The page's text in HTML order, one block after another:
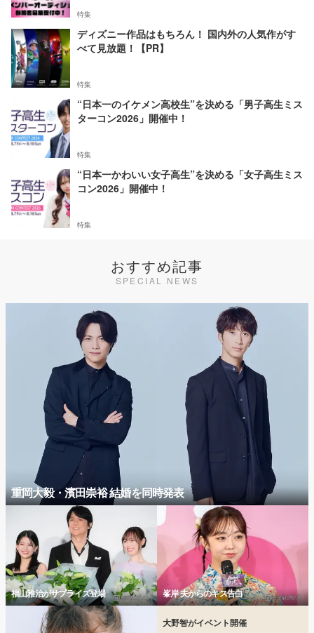
特集
ディズニー作品はもちろん！ 国内外の人気作がす
べて見放題！【PR】
特集
“日本一のイケメン高校生”を決める「男子高生ミス
ターコン2026」開催中！
特集
“日本一かわいい女子高生”を決める「女子高生ミス
コン2026」開催中！
特集
おすすめ記事
SPECIAL NEWS
重岡大毅・濱田崇裕 結婚を同時発表
福山雅治がサプライズ登場 峯岸 夫からのキス告白
大野智がイベント開催